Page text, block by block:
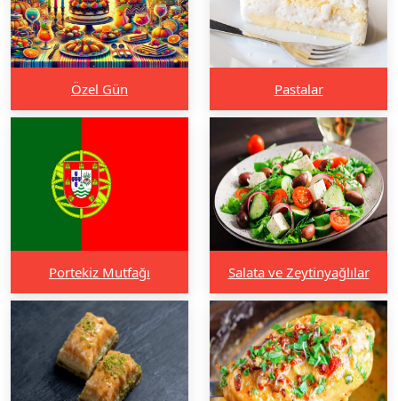
Özel Gün Pastalar
Portekiz Mutfağı Salata ve Zeytinyağlılar